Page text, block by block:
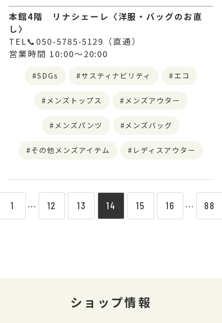
本館4階 リナシェーレ〈洋服・バッグのお直
し〉
TEL📞050-5785-5129（直通）
営業時間 10:00～20:00
SDGs サスティナビリティ エコ
メンズトップス メンズアウター
メンズパンツ メンズバッグ
その他メンズアイテム レディスアウター
1 ⋯ 12 13 14 15 16 ⋯ 88
ショップ情報